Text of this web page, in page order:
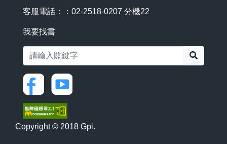
客服電話：：02-2518-0207 分機22
我要找書
Copyright © 2018 Gpi.